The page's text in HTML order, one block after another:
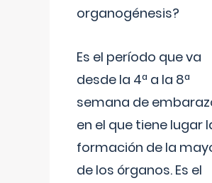
organogénesis?
Es el período que va
desde la 4ª a la 8ª
semana de
en el que tiene lugar
formación de la
de los órganos. Es el